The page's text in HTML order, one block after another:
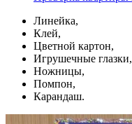
Линейка,
Клей,
Цветной картон,
Игрушечные глазки,
Ножницы,
Помпон,
Карандаш.